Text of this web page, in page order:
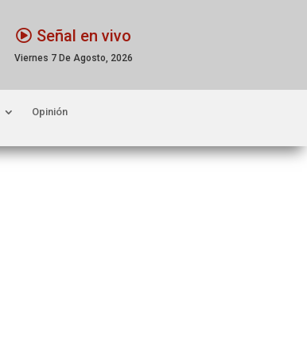
Señal en vivo
Viernes 7 De Agosto, 2026
Opinión